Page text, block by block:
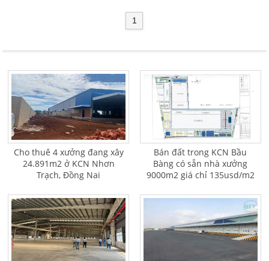
1
Cho thuê 4 xưởng đang xây
24.891m2 ở KCN Nhơn
Trạch, Đồng Nai
Bán đất trong KCN Bầu
Bàng có sẵn nhà xưởng
9000m2 giá chỉ 135usd/m2